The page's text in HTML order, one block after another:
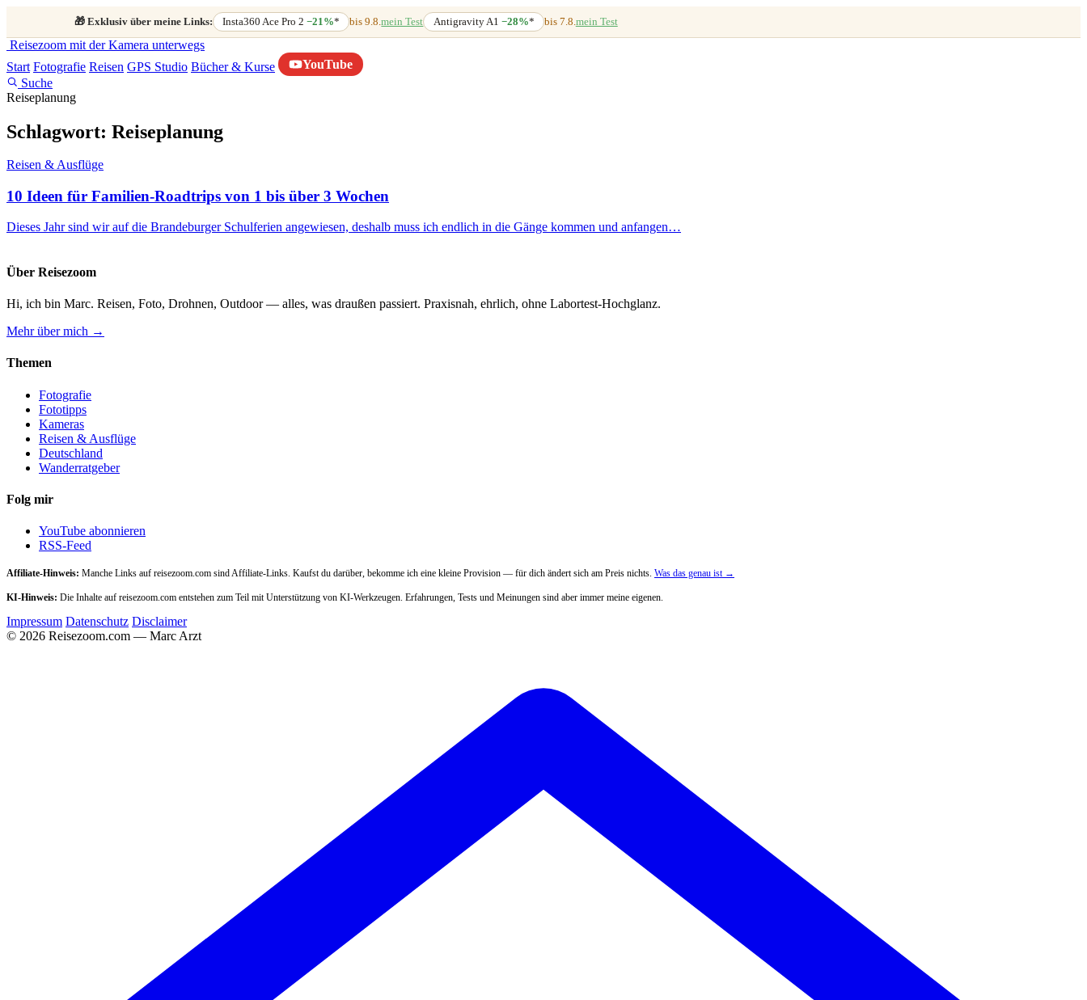
🎁 Exklusiv über meine Links: Insta360 Ace Pro 2−21%* bis 9.8.mein Test Antigravity A1 −28%* bis 7.8.mein Test
Reisezoom mit der Kamera unterwegs
Start Fotografie Reisen GPS Studio Bücher & Kurse
YouTube
Suche
Reiseplanung
Schlagwort: Reiseplanung
Reisen & Ausflüge
10 Ideen für Familien-Roadtrips von 1 bis über 3 Wochen
Dieses Jahr sind wir auf die Brandeburger Schulferien angewiesen, deshalb muss ich endlich in die Gänge kommen und anfangen…
Über Reisezoom
Hi, ich bin Marc. Reisen, Foto, Drohnen, Outdoor — alles, was draußen passiert. Praxisnah, ehrlich, ohne Labortest-Hochglanz.
Mehr über mich →
Themen
Fotografie
Fototipps
Kameras
Reisen & Ausflüge
Deutschland
Wanderratgeber
Folg mir
YouTube abonnieren
RSS-Feed
Affiliate-Hinweis: Manche Links auf reisezoom.com sind Affiliate-Links. Kaufst du darüber, bekomme ich eine kleine Provision — für dich ändert sich am Preis nichts. Was das genau ist →
KI-Hinweis: Die Inhalte auf reisezoom.com entstehen zum Teil mit Unterstützung von KI-Werkzeugen. Erfahrungen, Tests und Meinungen sind aber immer meine eigenen.
Impressum Datenschutz Disclaimer
© 2026 Reisezoom.com — Marc Arzt